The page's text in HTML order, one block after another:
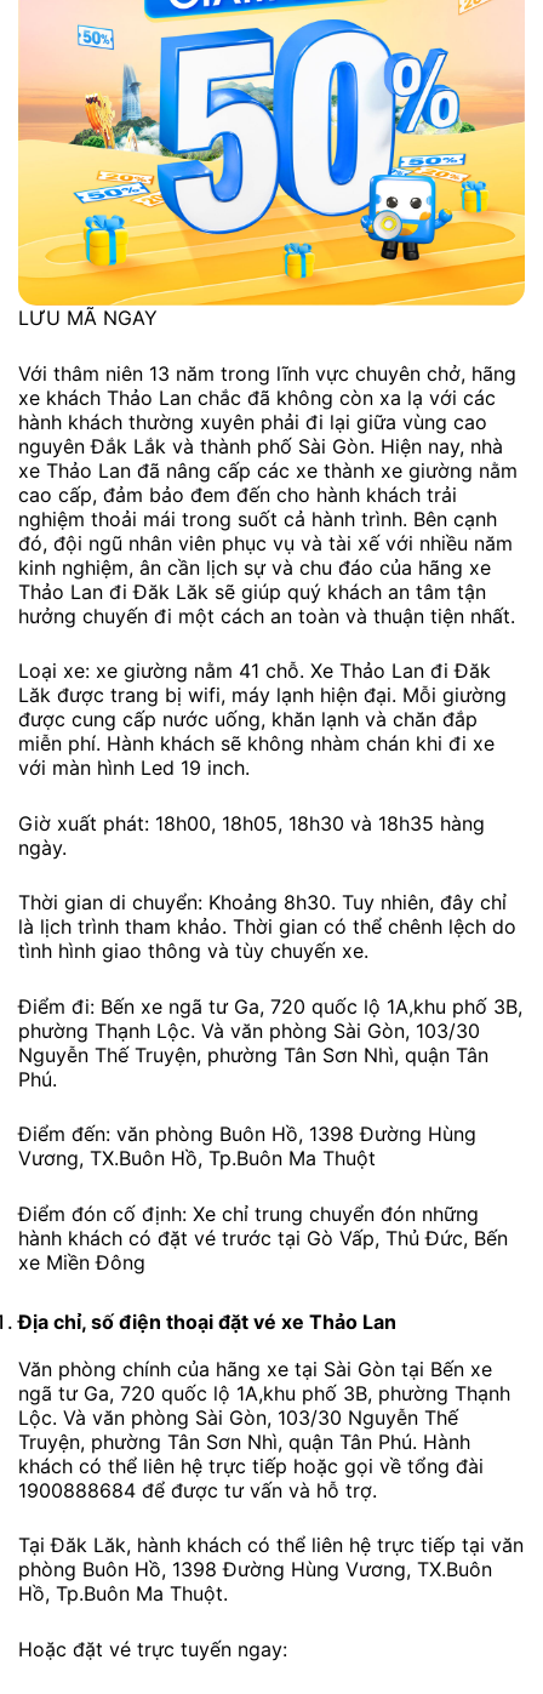
LƯU MÃ NGAY
Với thâm niên 13 năm trong lĩnh vực chuyên chở, hãng
xe khách Thảo Lan chắc đã không còn xa lạ với các
hành khách thường xuyên phải đi lại giữa vùng cao
nguyên Đắk Lắk và thành phố Sài Gòn. Hiện nay, nhà
xe Thảo Lan đã nâng cấp các xe thành xe giường nằm
cao cấp, đảm bảo đem đến cho hành khách trải
nghiệm thoải mái trong suốt cả hành trình. Bên cạnh
đó, đội ngũ nhân viên phục vụ và tài xế với nhiều năm
kinh nghiệm, ân cần lịch sự và chu đáo của hãng xe
Thảo Lan đi Đăk Lăk sẽ giúp quý khách an tâm tận
hưởng chuyến đi một cách an toàn và thuận tiện nhất.
Loại xe: xe giường nằm 41 chỗ. Xe Thảo Lan đi Đăk
Lăk được trang bị wifi, máy lạnh hiện đại. Mỗi giường
được cung cấp nước uống, khăn lạnh và chăn đắp
miễn phí. Hành khách sẽ không nhàm chán khi đi xe
với màn hình Led 19 inch.
Giờ xuất phát: 18h00, 18h05, 18h30 và 18h35 hàng
ngày.
Thời gian di chuyển: Khoảng 8h30. Tuy nhiên, đây chỉ
là lịch trình tham khảo. Thời gian có thể chênh lệch do
tình hình giao thông và tùy chuyến xe.
Điểm đi: Bến xe ngã tư Ga, 720 quốc lộ 1A,khu phố 3B,
phường Thạnh Lộc. Và văn phòng Sài Gòn, 103/30
Nguyễn Thế Truyện, phường Tân Sơn Nhì, quận Tân
Phú.
Điểm đến: văn phòng Buôn Hồ, 1398 Đường Hùng
Vương, TX.Buôn Hồ, Tp.Buôn Ma Thuột
Điểm đón cố định: Xe chỉ trung chuyển đón những
hành khách có đặt vé trước tại Gò Vấp, Thủ Đức, Bến
xe Miền Đông
Địa chỉ, số điện thoại đặt vé xe Thảo Lan
Văn phòng chính của hãng xe tại Sài Gòn tại Bến xe
ngã tư Ga, 720 quốc lộ 1A,khu phố 3B, phường Thạnh
Lộc. Và văn phòng Sài Gòn, 103/30 Nguyễn Thế
Truyện, phường Tân Sơn Nhì, quận Tân Phú. Hành
khách có thể liên hệ trực tiếp hoặc gọi về tổng đài
1900888684 để được tư vấn và hỗ trợ.
Tại Đăk Lăk, hành khách có thể liên hệ trực tiếp tại văn
phòng Buôn Hồ, 1398 Đường Hùng Vương, TX.Buôn
Hồ, Tp.Buôn Ma Thuột.
Hoặc đặt vé trực tuyến ngay: